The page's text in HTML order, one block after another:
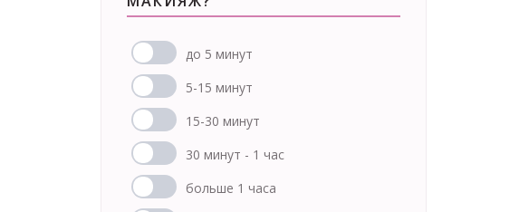
до 5 минут
5-15 минут
15-30 минут
30 минут - 1 час
больше 1 часа